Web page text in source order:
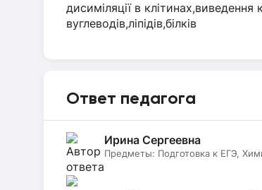
дисиміляції в
вуглеводів,ліпідів,білків
Ответ педагога
Ирина Сергеевна
Предметы: Подготовка к ЕГЭ,